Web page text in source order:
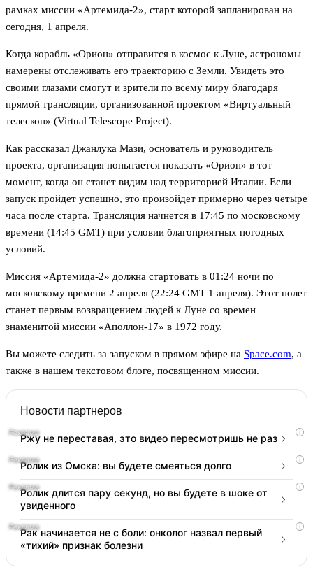
рамках миссии «Артемида-2», старт которой запланирован на
сегодня, 1 апреля.
Когда корабль «Орион» отправится в космос к Луне, астрономы
намерены отслеживать его траекторию с Земли. Увидеть это
своими глазами смогут и зрители по всему миру благодаря
прямой трансляции, организованной проектом «Виртуальный
телескоп» (Virtual Telescope Project).
Как рассказал Джанлука Мази, основатель и руководитель
проекта, организация попытается показать «Орион» в тот
момент, когда он станет видим над территорией Италии. Если
запуск пройдет успешно, это произойдет примерно через четыре
часа после старта. Трансляция начнется в 17:45 по московскому
времени (14:45 GMT) при условии благоприятных погодных
условий.
Миссия «Артемида-2» должна стартовать в 01:24 ночи по
московскому времени 2 апреля (22:24 GMT 1 апреля). Этот полет
станет первым возвращением людей к Луне со времен
знаменитой миссии «Аполлон-17» в 1972 году.
Вы можете следить за запуском в прямом эфире на Space.com, а
также в нашем текстовом блоге, посвященном миссии.
Новости партнеров
i
Ржу не переставая, это видео пересмотришь не раз
i
Ролик из Омска: вы будете смеяться долго
i
Ролик длится пару секунд, но вы будете в шоке от
увиденного
i
Рак начинается не с боли: онколог назвал первый
«тихий» признак болезни